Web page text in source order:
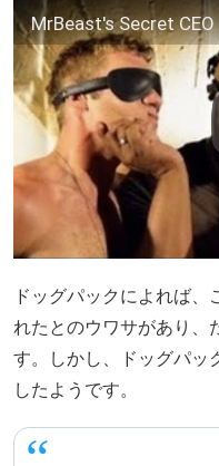
MrBeast's Secret CEO
ドッグパックによれば、
れたとのウワサがあり、
す。しかし、ドッグパッ
したようです。